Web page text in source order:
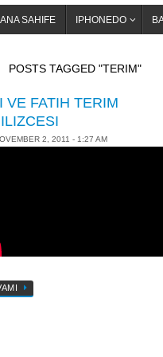
ANA SAHIFE IPHONEDO
POSTS TAGGED "TERIM"
VE FATIH TERIM
2, 2011 - 1:27 AM